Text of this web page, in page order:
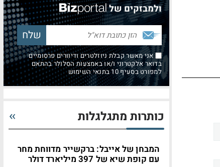
ולמבזקים של
אני מאשר קבלת ניוזלטרים ודיוורים פרסומיים
בדואר אלקטרוני ו/או באמצעות הסלולר בהתאם
למפורט בסעיף 10 בתנאי השימוש
כותרות מתגלגלות
המבחן של אייבל: ברקשייר מדווחת מחר
עם קופת שיא של 397 מיליארד דולר